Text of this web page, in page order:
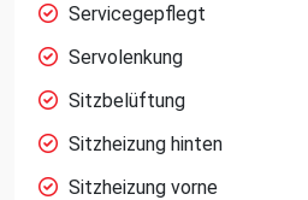
Servicegepflegt
Servolenkung
Sitzbelüftung
Sitzheizung hinten
Sitzheizung vorne